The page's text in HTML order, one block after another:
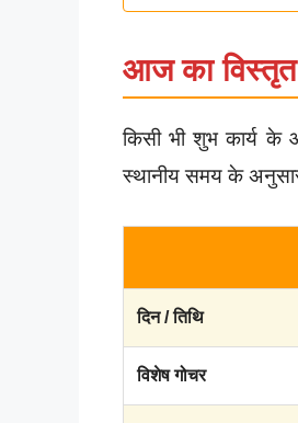
आज का
किसी भी शुभ कार्य के
स्थानीय समय के
दिन / तिथि
विशेष गोचर